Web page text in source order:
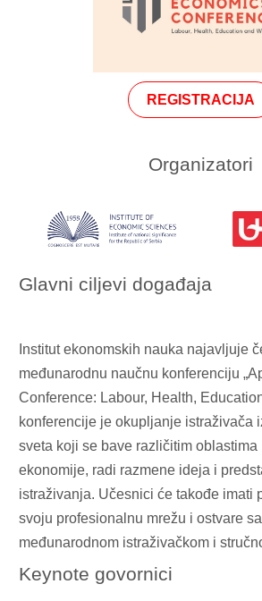
REGISTRACIJA
Organizatori
Glavni ciljevi događaja
Institut ekonomskih nauka najavljuje
međunarodnu naučnu konferenciju
Conference: Labour, Health,
konferencije je okupljanje istraživača
sveta koji se bave različitim oblastima
ekonomije, radi razmene ideja i
istraživanja. Učesnici će takođe imati
svoju profesionalnu mrežu i ostvare
međunarodnom istraživačkom i
Keynote govornici